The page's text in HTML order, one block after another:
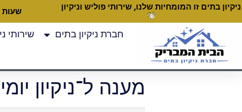
ניקיון בתים זו המומחיות שלנו, שירותי פוליש וניקיון שעות עבודה:
חברת ניקיון בתים שירותי
מענה ל־ניקיון